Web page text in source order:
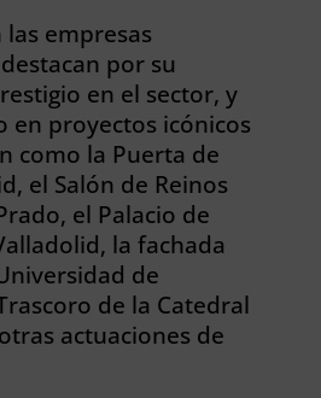
las empresas
por su
en el sector, y
en proyectos icónicos
como la Puerta de
el Salón de Reinos
el Palacio de
la fachada
de
de la Catedral
actuaciones de